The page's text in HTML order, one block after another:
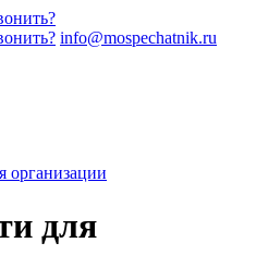
info@mospechatnik.ru
организации
для